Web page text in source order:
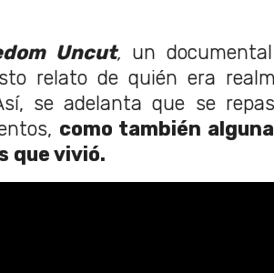
Uncut, un
relato de quién era
se adelanta que se
como también
que vivió.